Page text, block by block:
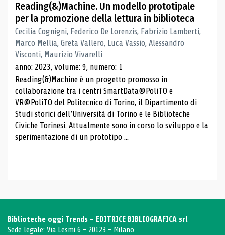
Reading(&)Machine. Un modello prototipale
per la promozione della lettura in biblioteca
Cecilia Cognigni, Federico De Lorenzis, Fabrizio Lamberti,
Marco Mellia, Greta Vallero, Luca Vassio, Alessandro
Visconti, Maurizio Vivarelli
anno: 2023, volume: 9, numero: 1
Reading(&)Machine è un progetto promosso in
collaborazione tra i centri SmartData@PoliTO e
VR@PoliTO del Politecnico di Torino, il Dipartimento di
Studi storici dell’Università di Torino e le Biblioteche
Civiche Torinesi. Attualmente sono in corso lo sviluppo e la
sperimentazione di un prototipo ...
Biblioteche oggi Trends - EDITRICE BIBLIOGRAFICA srl
Sede legale: Via Lesmi 6 - 20123 - Milano